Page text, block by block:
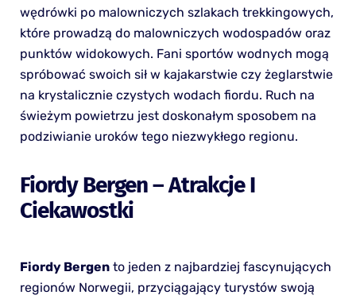
wędrówki po malowniczych szlakach trekkingowych,
które prowadzą do malowniczych wodospadów oraz
punktów widokowych. Fani sportów wodnych mogą
spróbować swoich sił w kajakarstwie czy żeglarstwie
na krystalicznie czystych wodach fiordu. Ruch na
świeżym powietrzu jest doskonałym sposobem na
podziwianie uroków tego niezwykłego regionu.
Fiordy Bergen – Atrakcje I
Ciekawostki
Fiordy Bergento jeden z najbardziej fascynujących
regionów Norwegii, przyciągający turystów swoją